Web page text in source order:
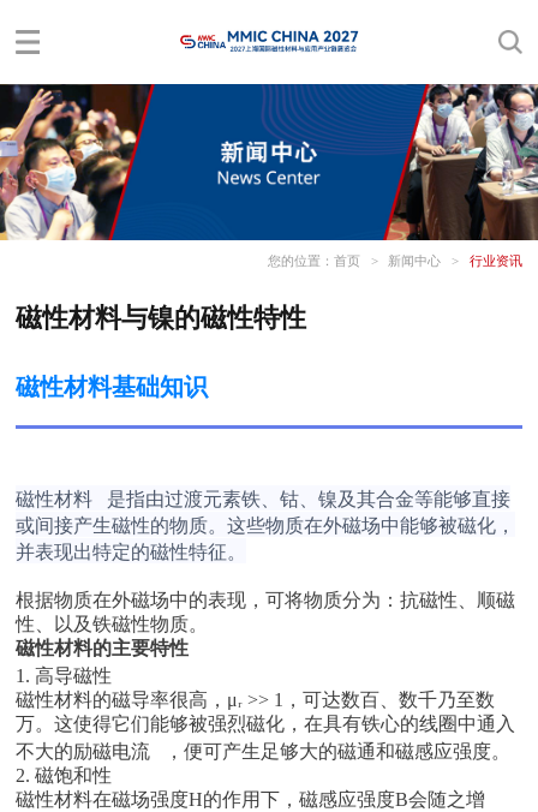
您的位置： 首页 > 新闻中心 > 行业资讯
磁性材料与镍的磁性特性
磁性材料基础知识
磁性材料
是指由过渡元素铁、钴、镍及其合金等能够直接
或间接产生磁性的物质。这些物质在外磁场中能够被磁化，
并表现出特定的磁性特征。
根据物质在外磁场中的表现，可将物质分为：抗磁性、顺磁
性、以及铁磁性物质。
磁性材料的主要特性
1. 高导磁性
磁性材料的磁导率很高，μᵣ >> 1，可达数百、数千乃至数
万。这使得它们能够被强烈磁化，在具有铁心的线圈中通入
不大的励磁电流
，便可产生足够大的磁通和磁感应强度。
2. 磁饱和性
磁性材料在磁场强度H的作用下，磁感应强度B会随之增